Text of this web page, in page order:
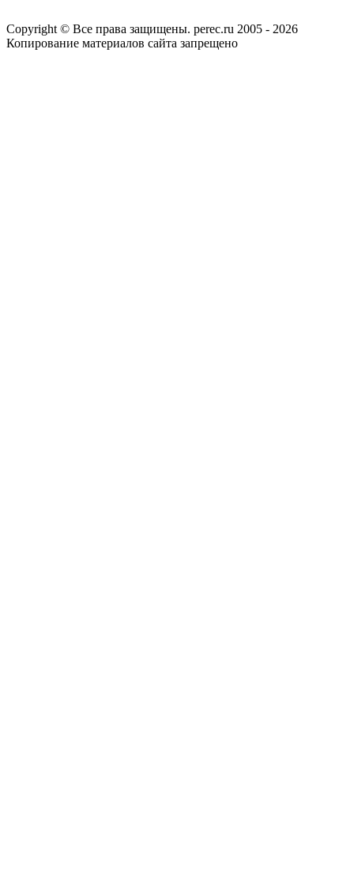
Copyright © Все права защищены. perec.ru 2005 - 2026
Копирование материалов сайта запрещено